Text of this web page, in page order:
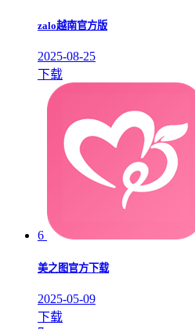
zalo越南官方版
2025-08-25
下载
6
美之图官方下载
2025-05-09
下载